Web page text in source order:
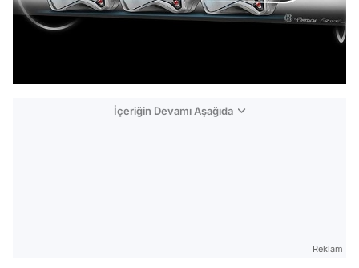
İçeriğin Devamı Aşağıda
Reklam